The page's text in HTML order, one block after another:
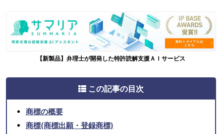
【新製品】弁理士が開発した特許読解支援ＡＩサービス
この記事の目次
商標の概要
商標(商標出願・登録商標)